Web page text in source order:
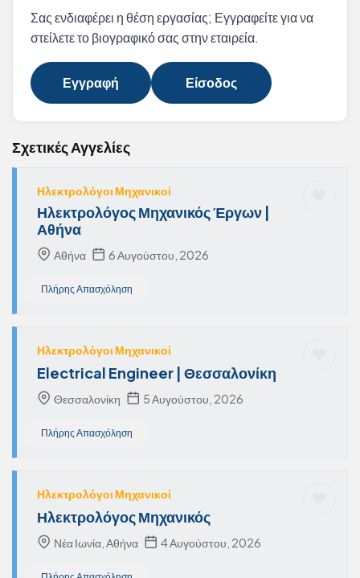
Σας ενδιαφέρει η θέση εργασίας; Εγγραφείτε για να
στείλετε το βιογραφικό σας στην εταιρεία.
Εγγραφή Είσοδος
Σχετικές Αγγελίες
Ηλεκτρολόγοι Μηχανικοί
Ηλεκτρολόγος Μηχανικός Έργων |
Αθήνα
Αθήνα 6 Αυγούστου, 2026
Πλήρης Απασχόληση
Ηλεκτρολόγοι Μηχανικοί
Electrical Engineer | Θεσσαλονίκη
Θεσσαλονίκη 5 Αυγούστου, 2026
Πλήρης Απασχόληση
Ηλεκτρολόγοι Μηχανικοί
Ηλεκτρολόγος Μηχανικός
Νέα Ιωνία, Αθήνα 4 Αυγούστου, 2026